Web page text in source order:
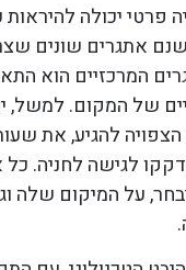
פרטי יכולה להיראות
אתגרים שונים
המרכזיים הוא
של המקום. למשל,
להגיע, את
לגישה לחניה. כל
על המיקום שלה